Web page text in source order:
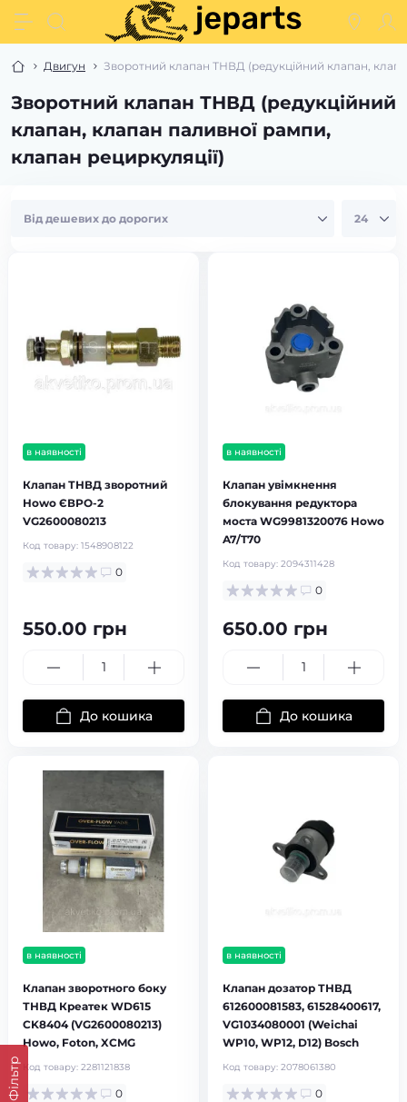
Двигун Зворотний клапан ТНВД (редукційний клапан,
Зворотний клапан ТНВД (редукційний
клапан, клапан паливної рампи,
клапан рециркуляції)
Фільтр
в наявності
Клапан ТНВД зворотний
Howo ЄВРО-2
VG2600080213
Код товару: 1548908122
0
550.00 грн
До кошика
в наявності
Клапан увімкнення
блокування редуктора
моста WG9981320076 Howo
A7/T70
Код товару: 2094311428
0
650.00 грн
До кошика
в наявності
Клапан зворотного боку
ТНВД Креатек WD615
CK8404 (VG2600080213)
Howo, Foton, XCMG
Код товару: 2281121838
0
в наявності
Клапан дозатор ТНВД
612600081583, 61528400617,
VG1034080001 (Weichai
WP10, WP12, D12) Bosch
Код товару: 2078061380
0